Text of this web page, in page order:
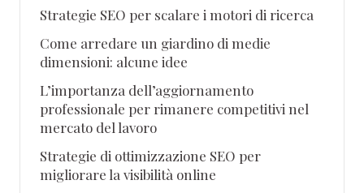
Strategie SEO per scalare i motori di ricerca
Come arredare un giardino di medie
dimensioni: alcune idee
L’importanza dell’aggiornamento
professionale per rimanere competitivi nel
mercato del lavoro
Strategie di ottimizzazione SEO per
migliorare la visibilità online